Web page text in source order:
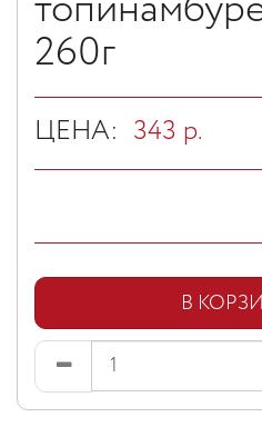
260г
ЦЕНА: 343 р.
В